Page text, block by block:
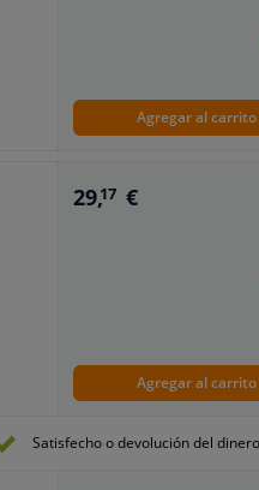
Agregar al carrito
29,17 €
Agregar al carrito
Satisfecho o devolución del dinero